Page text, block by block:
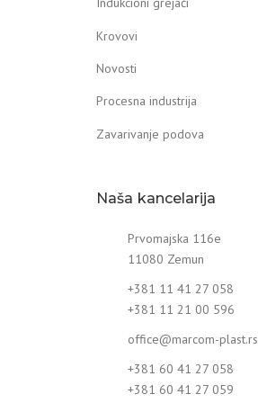
Krovovi
Novosti
Procesna industrija
Zavarivanje podova
Naša kancelarija
Prvomajska 116e
11080 Zemun
+381 11 41 27 058
+381 11 21 00 596
office@marcom-plast.rs
+381 60 41 27 058
+381 60 41 27 059